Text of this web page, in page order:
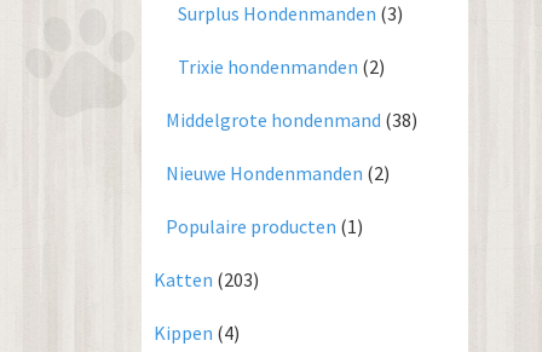
Surplus Hondenmanden (3)
Trixie hondenmanden (2)
Middelgrote hondenmand (38)
Nieuwe Hondenmanden (2)
Populaire producten (1)
Katten (203)
Kippen (4)